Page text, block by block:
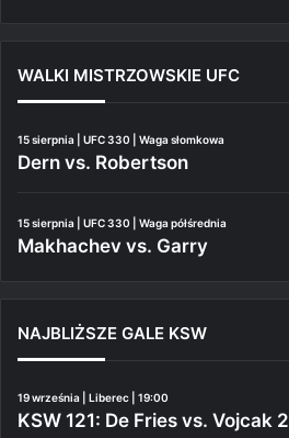
WALKI MISTRZOWSKIE UFC
15 sierpnia | UFC 330 | Waga słomkowa
Dern vs. Robertson
15 sierpnia | UFC 330 | Waga półśrednia
Makhachev vs. Garry
NAJBLIŻSZE GALE KSW
19 września | Liberec | 19:00
KSW 121: De Fries vs. Vojcak 2